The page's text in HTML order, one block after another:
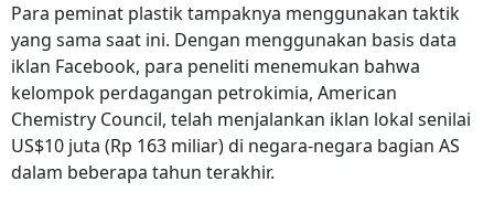
Para peminat plastik tampaknya menggunakan taktik
yang sama saat ini. Dengan menggunakan basis data
iklan Facebook, para peneliti menemukan bahwa
kelompok perdagangan petrokimia, American
Chemistry Council, telah menjalankan iklan lokal senilai
US$10 juta (Rp 163 miliar)di negara-negara bagian AS
dalam beberapa tahun terakhir.